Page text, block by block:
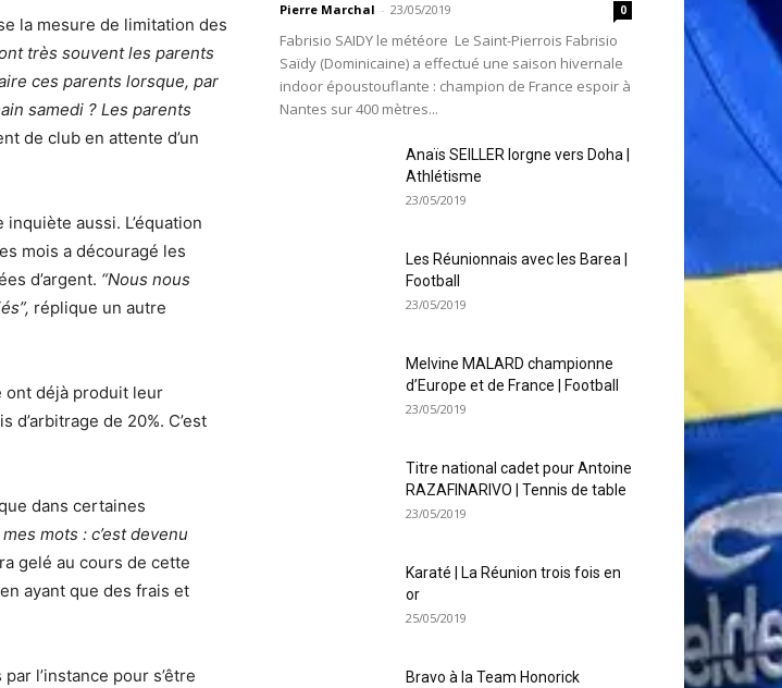
la mesure de limitation des
très souvent les parents
ces parents lorsque, par
samedi ? Les parents
de club en attente d’un
aussi. L’équation
mois a découragé les
d’argent. “Nous nous
, réplique un autre
ont déjà produit leur
de 20%. C’est
dans certaines
mots : c’est devenu
gelé au cours de cette
ayant que des frais et
l’instance pour s’être
Pierre Marchal - 23/05/2019 0
Fabrisio SAIDY le météore Le Saint-Pierrois Fabrisio
Saïdy (Dominicaine) a effectué une saison hivernale
indoor époustouflante : champion de France espoir à
Nantes sur 400 mètres...
Anaïs SEILLER lorgne vers Doha |
Athlétisme
23/05/2019
Les Réunionnais avec les Barea |
Football
23/05/2019
Melvine MALARD championne
d’Europe et de France | Football
23/05/2019
Titre national cadet pour Antoine
RAZAFINARIVO | Tennis de table
23/05/2019
Karaté | La Réunion trois fois en
or
25/05/2019
Bravo à la Team Honorick